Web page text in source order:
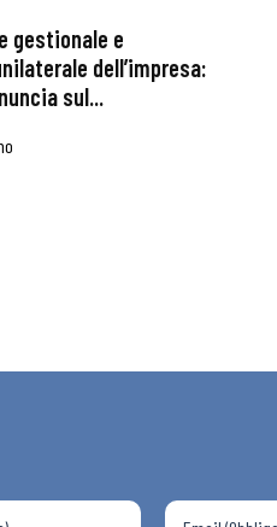
gestionale e
dell’impresa:
sul...